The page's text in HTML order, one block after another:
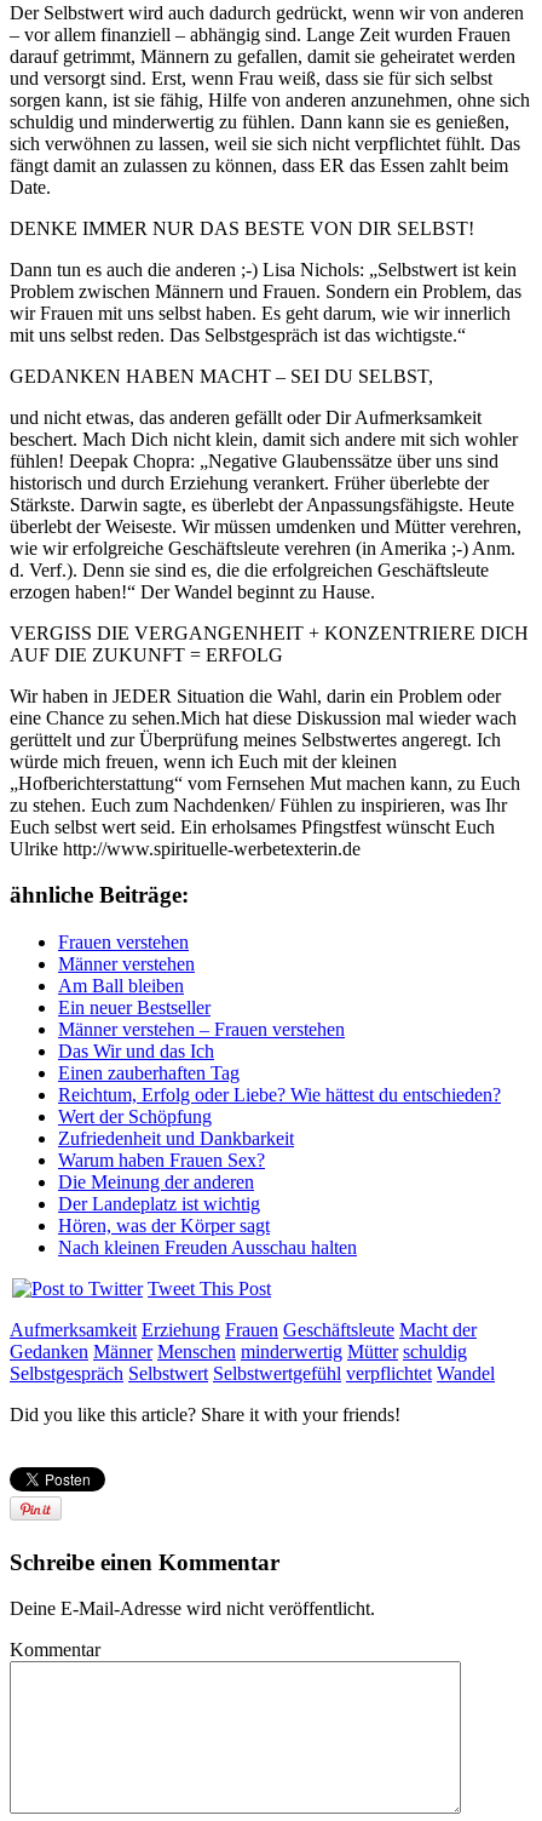
Der Selbstwert wird auch dadurch gedrückt, wenn wir von anderen
– vor allem finanziell – abhängig sind. Lange Zeit wurden Frauen
darauf getrimmt, Männern zu gefallen, damit sie geheiratet werden
und versorgt sind. Erst, wenn Frau weiß, dass sie für sich selbst
sorgen kann, ist sie fähig, Hilfe von anderen anzunehmen, ohne sich
schuldig und minderwertig zu fühlen. Dann kann sie es genießen,
sich verwöhnen zu lassen, weil sie sich nicht verpflichtet fühlt. Das
fängt damit an zulassen zu können, dass ER das Essen zahlt beim
Date.
DENKE IMMER NUR DAS BESTE VON DIR SELBST!
Dann tun es auch die anderen ;-) Lisa Nichols: „Selbstwert ist kein
Problem zwischen Männern und Frauen. Sondern ein Problem, das
wir Frauen mit uns selbst haben. Es geht darum, wie wir innerlich
mit uns selbst reden. Das Selbstgespräch ist das wichtigste.“
GEDANKEN HABEN MACHT – SEI DU SELBST,
und nicht etwas, das anderen gefällt oder Dir Aufmerksamkeit
beschert. Mach Dich nicht klein, damit sich andere mit sich wohler
fühlen! Deepak Chopra: „Negative Glaubenssätze über uns sind
historisch und durch Erziehung verankert. Früher überlebte der
Stärkste. Darwin sagte, es überlebt der Anpassungsfähigste. Heute
überlebt der Weiseste. Wir müssen umdenken und Mütter verehren,
wie wir erfolgreiche Geschäftsleute verehren (in Amerika ;-) Anm.
d. Verf.). Denn sie sind es, die die erfolgreichen Geschäftsleute
erzogen haben!“ Der Wandel beginnt zu Hause.
VERGISS DIE VERGANGENHEIT + KONZENTRIERE DICH
AUF DIE ZUKUNFT = ERFOLG
Wir haben in JEDER Situation die Wahl, darin ein Problem oder
eine Chance zu sehen.Mich hat diese Diskussion mal wieder wach
gerüttelt und zur Überprüfung meines Selbstwertes angeregt. Ich
würde mich freuen, wenn ich Euch mit der kleinen
„Hofberichterstattung“ vom Fernsehen Mut machen kann, zu Euch
zu stehen. Euch zum Nachdenken/ Fühlen zu inspirieren, was Ihr
Euch selbst wert seid. Ein erholsames Pfingstfest wünscht Euch
Ulrike http://www.spirituelle-werbetexterin.de
ähnliche Beiträge:
Frauen verstehen
Männer verstehen
Am Ball bleiben
Ein neuer Bestseller
Männer verstehen – Frauen verstehen
Das Wir und das Ich
Einen zauberhaften Tag
Reichtum, Erfolg oder Liebe? Wie hättest du entschieden?
Wert der Schöpfung
Zufriedenheit und Dankbarkeit
Warum haben Frauen Sex?
Die Meinung der anderen
Der Landeplatz ist wichtig
Hören, was der Körper sagt
Nach kleinen Freuden Ausschau halten
Tweet This Post
Aufmerksamkeit Erziehung Frauen Geschäftsleute Macht der
Gedanken Männer Menschen minderwertig Mütter schuldig
Selbstgespräch Selbstwert Selbstwertgefühl verpflichtet Wandel
Did you like this article? Share it with your friends!
Schreibe einen Kommentar
Deine E-Mail-Adresse wird nicht veröffentlicht.
Kommentar